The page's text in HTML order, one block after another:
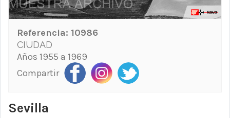
Referencia: 10986
CIUDAD
Años 1955 a 1969
Compartir
Sevilla